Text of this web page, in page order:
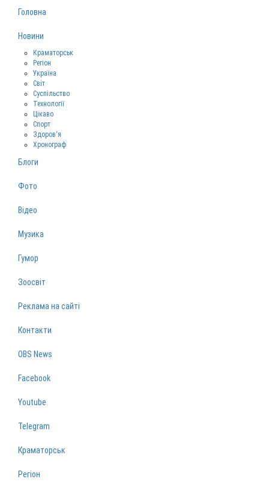
Головна
Новини
Краматорськ
Регіон
Україна
Світ
Суспільство
Технології
Цікаво
Спорт
Здоров‘я
Хронограф
Блоги
Фото
Відео
Музика
Гумор
Зоосвіт
Реклама на сайті
Контакти
OBS News
Facebook
Youtube
Telegram
Краматорськ
Регіон